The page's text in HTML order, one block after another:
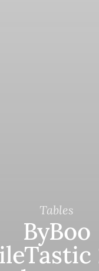
Tables
ByBoo